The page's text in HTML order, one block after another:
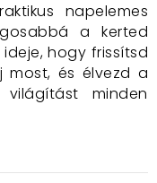
napelemes
a kerted
hogy frissítsd
most, és élvezd a
világítást minden